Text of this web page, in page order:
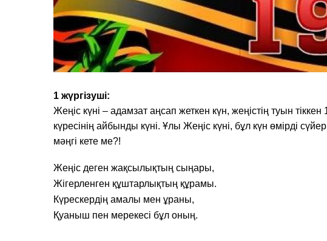
1 жүргізуші:
Жеңіс күні – адамзат аңсап жеткен күн, жеңістің туын
күресінің айбынды күні. Ұлы Жеңіс күні, бұл күн өмірді
мәңгі кете ме?!
Жеңіс деген жақсылықтың сыңары,
Жігерленген құштарлықтың құрамы.
Күрескердің амалы мен ұраны,
Қуаныш пен мерекесі бұл оның.